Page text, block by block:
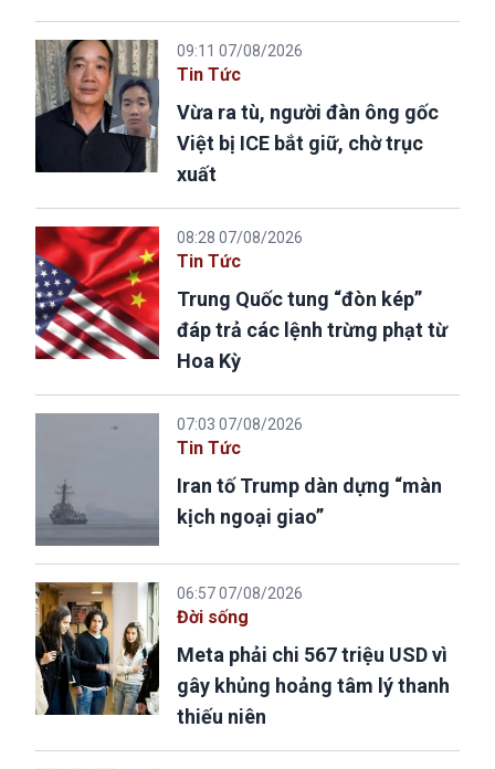
09:11 07/08/2026
Tin Tức
Vừa ra tù, người đàn ông gốc
Việt bị ICE bắt giữ, chờ trục
xuất
08:28 07/08/2026
Tin Tức
Trung Quốc tung “đòn kép”
đáp trả các lệnh trừng phạt từ
Hoa Kỳ
07:03 07/08/2026
Tin Tức
Iran tố Trump dàn dựng “màn
kịch ngoại giao”
06:57 07/08/2026
Đời sống
Meta phải chi 567 triệu USD vì
gây khủng hoảng tâm lý thanh
thiếu niên